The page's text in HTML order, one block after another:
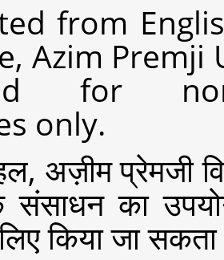
from
Azim Premji
for non-
only.
अज़ीम प्रेमजी
संसाधन का
किया जा